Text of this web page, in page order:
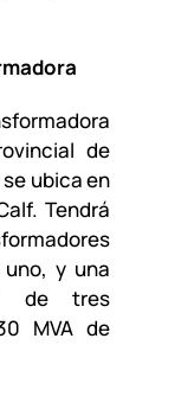
de
se ubica en
Tendrá
y una
de tres
MVA de